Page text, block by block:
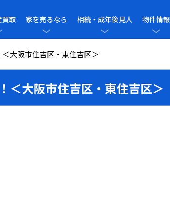
買取 家を売るなら 相続・成年後見人 物件情報
大阪市住吉区・東住吉区＞
＜大阪市住吉区・東住吉区＞